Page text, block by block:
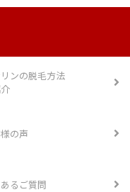
ンの脱毛方法
の声
るご質問